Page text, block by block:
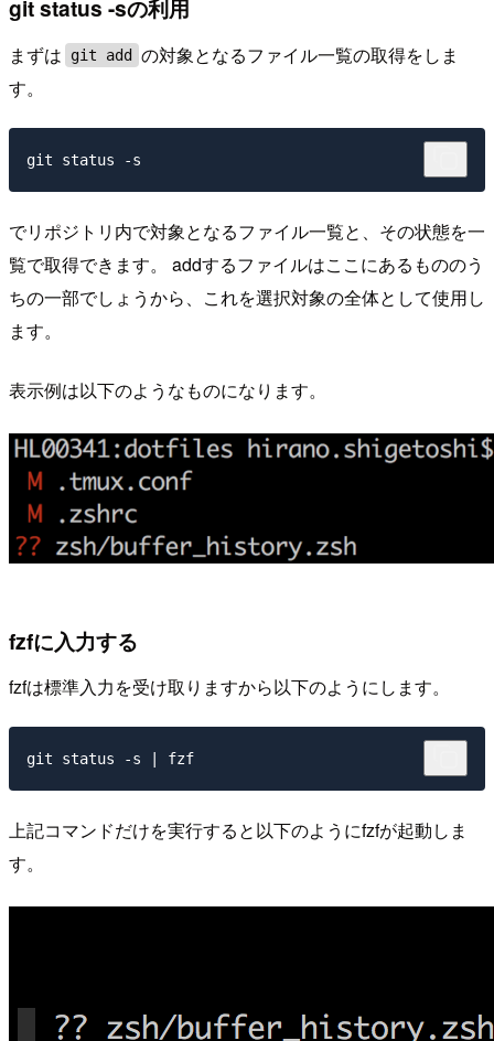
git status -sの利用
まずは git add
の対象となるファイル一覧の取得をしま
す。
でリポジトリ内で対象となるファイル一覧と、その状態を一
覧で取得できます。 addするファイルはここにあるもののう
ちの一部でしょうから、これを選択対象の全体として使用し
ます。
表示例は以下のようなものになります。
fzfに入力する
fzfは標準入力を受け取りますから以下のようにします。
上記コマンドだけを実行すると以下のようにfzfが起動しま
す。